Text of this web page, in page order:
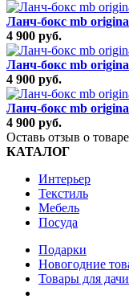
Ланч-бокс mb
4 900 руб.
Ланч-бокс mb
4 900 руб.
Ланч-бокс mb
4 900 руб.
Оставь отзыв о товаре
КАТАЛОГ
Интерьер
Текстиль
Мебель
Посуда
Подарки
Новогодние
Товары для